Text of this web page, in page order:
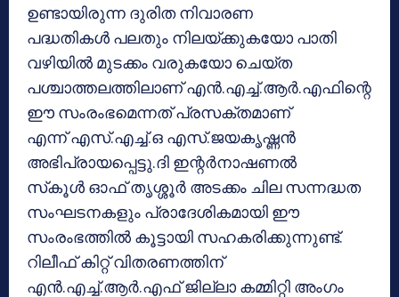
ഉണ്ടായിരുന്ന ദുരിത നിവാരണ
പദ്ധതികള്‍ പലതും നിലയ്ക്കുകയോ പാതി
വഴിയില്‍ മുടക്കം വരുകയോ ചെയ്ത
പശ്ചാത്തലത്തിലാണ് എന്‍.എച്ച്.ആര്‍.എഫിന്റെ
ഈ സംരംഭമെന്നത് പ്രസക്തമാണ്
എന്ന് എസ്.എച്ച്.ഒ എസ്.ജയകൃഷ്ണന്‍
അഭിപ്രായപ്പെട്ടു.ദി ഇന്റര്‍നാഷണല്‍
സ്‌കൂള്‍ ഓഫ് തൃശ്ശൂര്‍ അടക്കം ചില സന്നദ്ധത
സംഘടനകളും പ്രാദേശികമായി ഈ
സംരംഭത്തില്‍ കൂട്ടായി സഹകരിക്കുന്നുണ്ട്.
റിലീഫ് കിറ്റ് വിതരണത്തിന്
എന്‍.എച്ച്.ആര്‍.എഫ് ജില്ലാ കമ്മിറ്റി അംഗം